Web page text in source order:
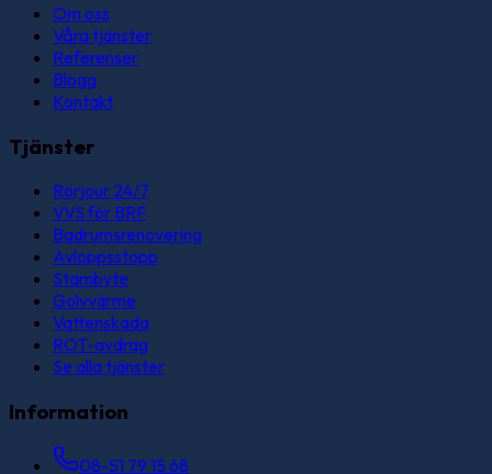
Om oss
Våra tjänster
Referenser
Blogg
Kontakt
Tjänster
Rörjour 24/7
VVS för BRF
Badrumsrenovering
Avloppsstopp
Stambyte
Golvvärme
Vattenskada
ROT-avdrag
Se alla tjänster
Information
08-51 79 15 68